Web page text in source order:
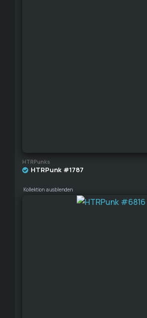
HTRPunks
HTRPunk #1787
Kollektion ausblenden